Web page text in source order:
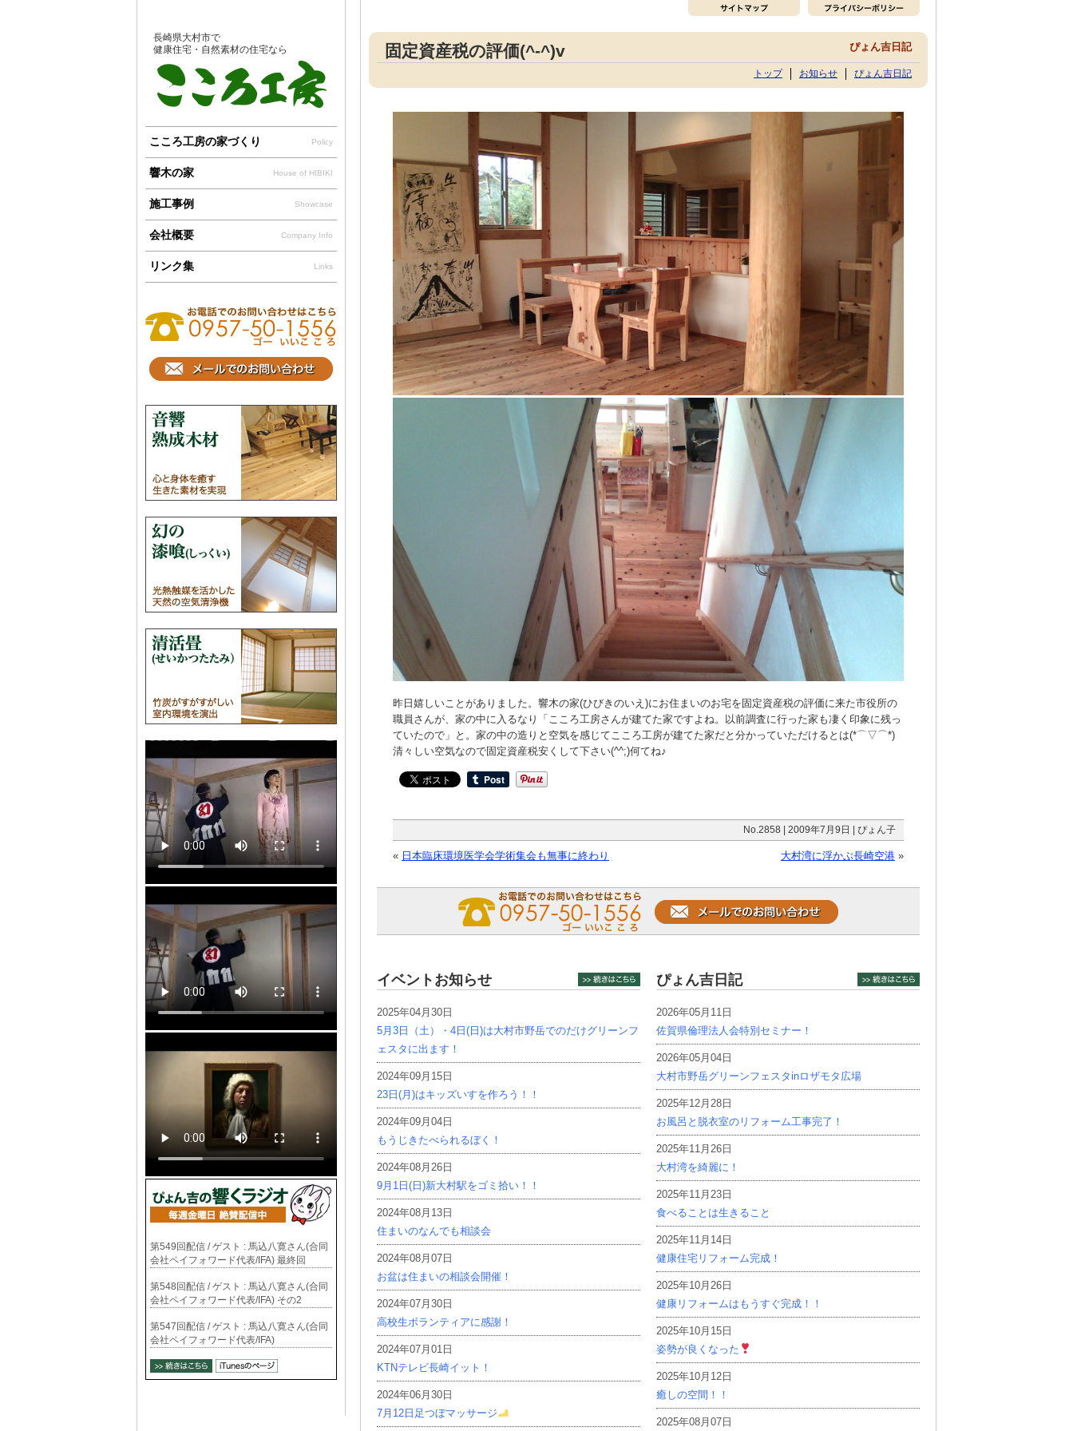
固定資産税の評価(^-^)v ぴょん吉日記
トップ お知らせ ぴょん吉日記
昨日嬉しいことがありました。響木の家(ひびきのいえ)にお住まいのお宅を固定資産税の評価に来た市役所の
職員さんが、家の中に入るなり「こころ工房さんが建てた家ですよね。以前調査に行った家も凄く印象に残っ
ていたので」と。家の中の造りと空気を感じてこころ工房が建てた家だと分かっていただけるとは(*⌒▽⌒*)
清々しい空気なので固定資産税安くして下さい(^^;)何てね♪
No.2858 | 2009年7月9日 | ぴょん子
« 日本臨床環境医学会学術集会も無事に終わり 大村湾に浮かぶ長崎空港 »
イベントお知らせ
2025年04月30日
5月3日（土）・4日(日)は大村市野岳でのだけグリーンフ
ェスタに出ます！
2024年09月15日
23日(月)はキッズいすを作ろう！！
2024年09月04日
もうじきたべられるぼく！
2024年08月26日
9月1日(日)新大村駅をゴミ拾い！！
2024年08月13日
住まいのなんでも相談会
2024年08月07日
お盆は住まいの相談会開催！
2024年07月30日
高校生ボランティアに感謝！
2024年07月01日
KTNテレビ長崎イット！
2024年06月30日
7月12日足つぼマッサージ
ぴょん吉日記
2026年05月11日
佐賀県倫理法人会特別セミナー！
2026年05月04日
大村市野岳グリーンフェスタinロザモタ広場
2025年12月28日
お風呂と脱衣室のリフォーム工事完了！
2025年11月26日
大村湾を綺麗に！
2025年11月23日
食べることは生きること
2025年11月14日
健康住宅リフォーム完成！
2025年10月26日
健康リフォームはもうすぐ完成！！
2025年10月15日
姿勢が良くなった
2025年10月12日
癒しの空間！！
2025年08月07日
長崎県大村市で
健康住宅・自然素材の住宅なら
こころ工房の家づくり Policy
響木の家 House of HIBIKI
施工事例 Showcase
会社概要 Company Info
リンク集 Links
第549回配信 / ゲスト : 馬込八寛さん(合同
会社ペイフォワード代表/IFA) 最終回
第548回配信 / ゲスト : 馬込八寛さん(合同
会社ペイフォワード代表/IFA) その2
第547回配信 / ゲスト : 馬込八寛さん(合同
会社ペイフォワード代表/IFA)